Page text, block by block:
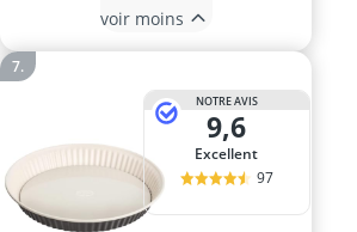
voir moins
NOTRE AVIS
9,6
Excellent
97